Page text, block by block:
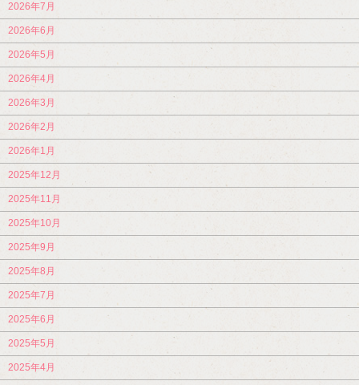
2026年7月
2026年6月
2026年5月
2026年4月
2026年3月
2026年2月
2026年1月
2025年12月
2025年11月
2025年10月
2025年9月
2025年8月
2025年7月
2025年6月
2025年5月
2025年4月